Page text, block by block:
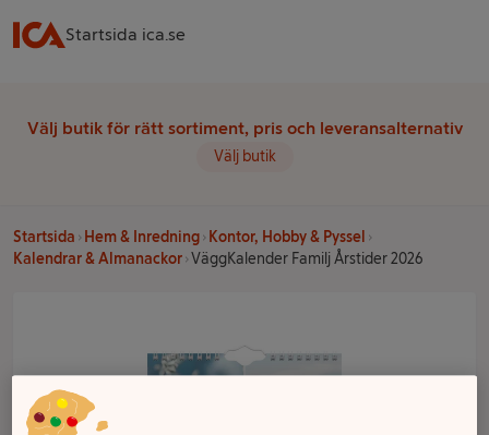
Startsida ica.se
Välj butik för rätt sortiment, pris och leveransalternativ
Välj butik
Startsida Hem & Inredning
Kontor, Hobby & Pyssel
Kalendrar & Almanackor VäggKalender Familj Årstider 2026